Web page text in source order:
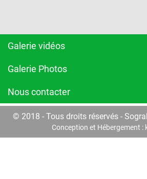
Galerie vidéos
Galerie Photos
Nous contacter
© 2018 - Tous droits réservés - Sogral
Conception et Hébergement :